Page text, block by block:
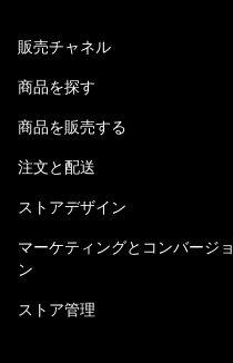
販売チャネル
商品を探す
商品を販売する
注文と配送
ストアデザイン
マーケティングとコンバージョ
ン
ストア管理